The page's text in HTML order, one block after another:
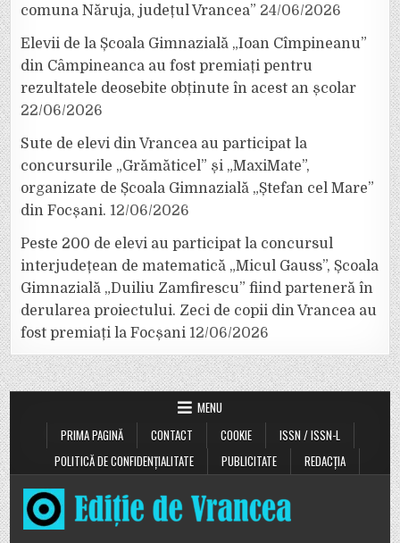
comuna Năruja, județul Vrancea” 24/06/2026
Elevii de la Școala Gimnazială „Ioan Cîmpineanu”
din Câmpineanca au fost premiați pentru
rezultatele deosebite obținute în acest an școlar
22/06/2026
Sute de elevi din Vrancea au participat la
concursurile „Grămăticel” și „MaxiMate”,
organizate de Școala Gimnazială „Ștefan cel Mare”
din Focșani. 12/06/2026
Peste 200 de elevi au participat la concursul
interjudețean de matematică „Micul Gauss”, Școala
Gimnazială „Duiliu Zamfirescu” fiind parteneră în
derularea proiectului. Zeci de copii din Vrancea au
fost premiați la Focșani 12/06/2026
MENU
PRIMA PAGINĂ
CONTACT COOKIE
ISSN / ISSN-L
POLITICĂ DE CONFIDENȚIALITATE
PUBLICITATE REDACȚIA